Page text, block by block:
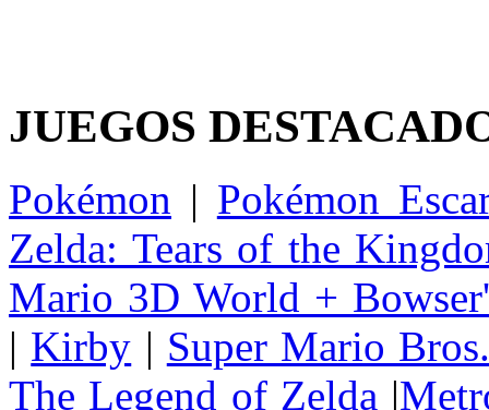
JUEGOS
Pokémon | Pokémon
Zelda: Tears of the
Mario 3D World +
| Kirby | Super Mario
The Legend of Zelda |